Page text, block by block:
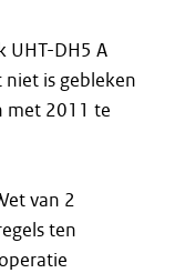
UHT-DH5 A
is gebleken
met 2011 te
van 2
ten